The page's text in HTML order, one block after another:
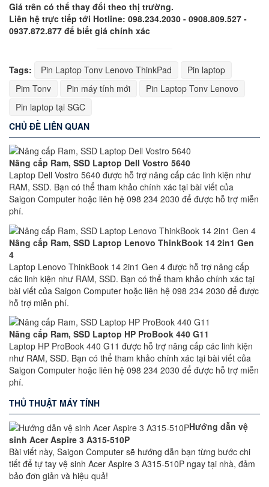
Giá trên có thể thay đổi theo thị trường.
Liên hệ trực tiếp tới Hotline: 098.234.2030 - 0908.809.527 -
0937.872.877 để biết giá chính xác
Tags: Pin Laptop Tonv Lenovo ThinkPad
Pin laptop
Pim Tonv
Pin máy tính mới
Pin Laptop Tonv Lenovo
Pin laptop tại SGC
CHỦ ĐỀ LIÊN QUAN
Nâng cấp Ram, SSD Laptop Dell Vostro 5640
Laptop Dell Vostro 5640 được hỗ trợ nâng cấp các linh kiện như
RAM, SSD. Bạn có thể tham khảo chính xác tại bài viết của
Saigon Computer hoặc liên hệ 098 234 2030 để được hỗ trợ miễn
phí.
Nâng cấp Ram, SSD Laptop Lenovo ThinkBook 14 2in1 Gen
4
Laptop Lenovo ThinkBook 14 2in1 Gen 4 được hỗ trợ nâng cấp
các linh kiện như RAM, SSD. Bạn có thể tham khảo chính xác tại
bài viết của Saigon Computer hoặc liên hệ 098 234 2030 để được
hỗ trợ miễn phí.
Nâng cấp Ram, SSD Laptop HP ProBook 440 G11
Laptop HP ProBook 440 G11 được hỗ trợ nâng cấp các linh kiện
như RAM, SSD. Bạn có thể tham khảo chính xác tại bài viết của
Saigon Computer hoặc liên hệ 098 234 2030 để được hỗ trợ miễn
phí.
THỦ THUẬT MÁY TÍNH
Hướng dẫn vệ
sinh Acer Aspire 3 A315-510P
Bài viết này, Saigon Computer sẽ hướng dẫn bạn từng bước chi
tiết để tự tay vệ sinh Acer Aspire 3 A315-510P ngay tại nhà, đảm
bảo đơn giản và hiệu quả!